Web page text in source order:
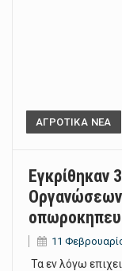
ΑΓΡΟΤΙΚΑ ΝΕΑ
Εγκρίθηκαν
11
Τα εν λόγω